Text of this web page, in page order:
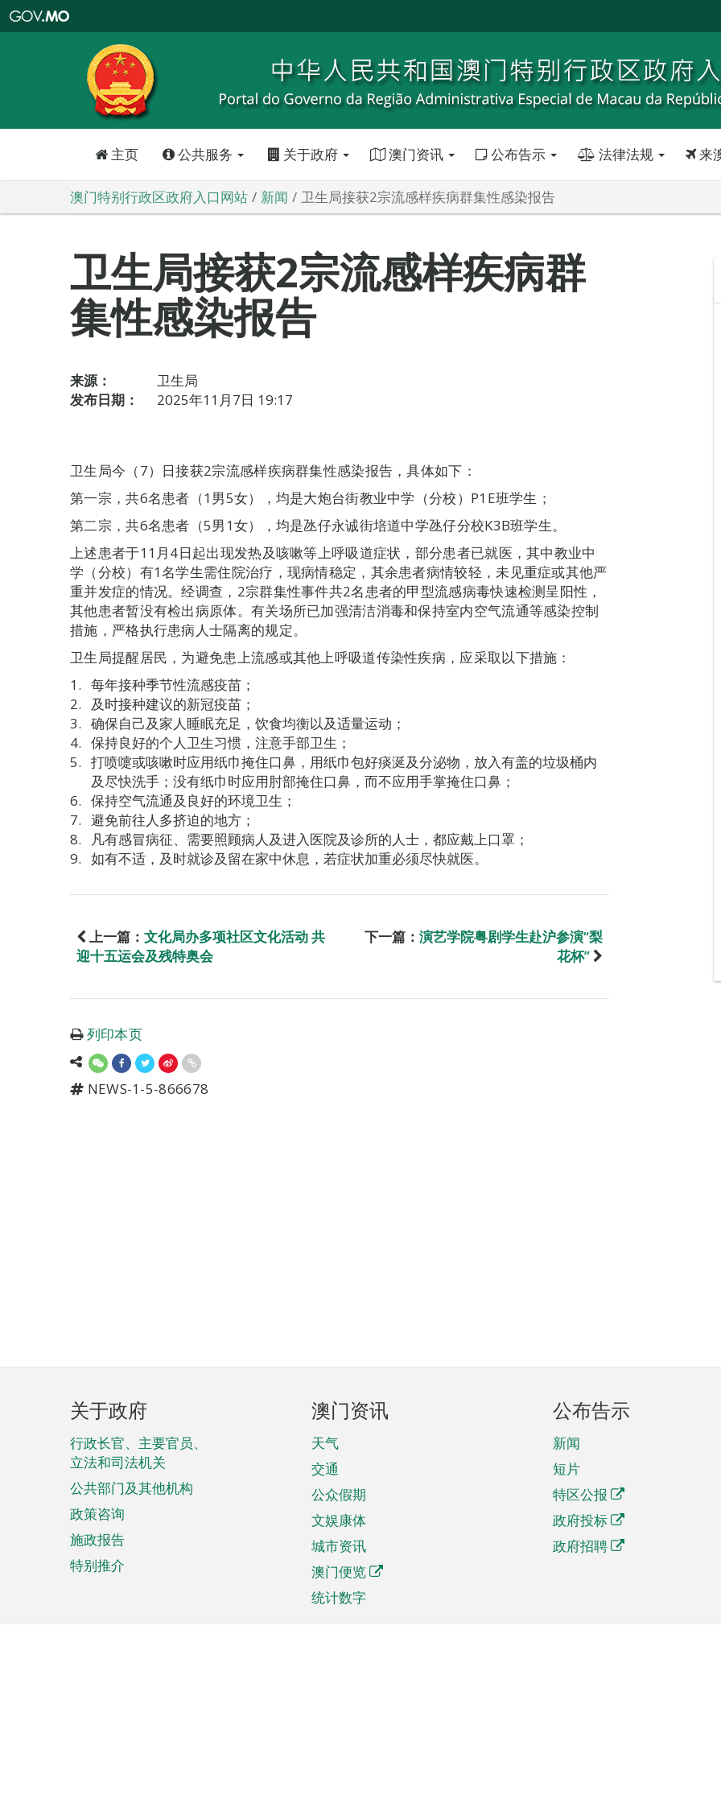
特
政
区
政
口
主页 公共服务 关于政府 澳门资讯 公布告示 法律法规 来
澳门特别行政区政府入口网站 新闻 卫生局接获2宗流感样疾病群集性感染报告
卫生局接获2宗流感样疾病群
集性感染报告
来源：
卫生局
发布日期：
2025年11月7日 19:17
卫生局今（7）日接获2宗流感样疾病群集性感染报告，具体如下：
第一宗，共6名患者（1男5女），均是大炮台街教业中学（分校）P1E班学生；
第二宗，共6名患者（5男1女），均是氹仔永诚街培道中学氹仔分校K3B班学生。
上述患者于11月4日起出现发热及咳嗽等上呼吸道症状，部分患者已就医，其中教业中
学（分校）有1名学生需住院治疗，现病情稳定，其余患者病情较轻，未见重症或其他严
重并发症的情况。经调查，2宗群集性事件共2名患者的甲型流感病毒快速检测呈阳性，
其他患者暂没有检出病原体。有关场所已加强清洁消毒和保持室内空气流通等感染控制
措施，严格执行患病人士隔离的规定。
卫生局提醒居民，为避免患上流感或其他上呼吸道传染性疾病，应采取以下措施：
每年接种季节性流感疫苗；
及时接种建议的新冠疫苗；
确保自己及家人睡眠充足，饮食均衡以及适量运动；
保持良好的个人卫生习惯，注意手部卫生；
打喷嚏或咳嗽时应用纸巾掩住口鼻，用纸巾包好痰涎及分泌物，放入有盖的垃圾桶内
及尽快洗手；没有纸巾时应用肘部掩住口鼻，而不应用手掌掩住口鼻；
保持空气流通及良好的环境卫生；
避免前往人多挤迫的地方；
凡有感冒病征、需要照顾病人及进入医院及诊所的人士，都应戴上口罩；
如有不适，及时就诊及留在家中休息，若症状加重必须尽快就医。
上一篇： 文化局办多项社区文化活动 共
迎十五运会及残特奥会
下一篇： 演艺学院粤剧学生赴沪参演“梨
花杯”
列印本页
NEWS-1-5-866678
页
脚
菜
单
关于政府
行政长官、主要官员、
立法和司法机关
公共部门及其他机构
政策咨询
施政报告
特别推介
澳门资讯
天气
交通
公众假期
文娱康体
城市资讯
澳门便览
统计数字
公布告示
新闻
短片
特区公报
政府投标
政府招聘